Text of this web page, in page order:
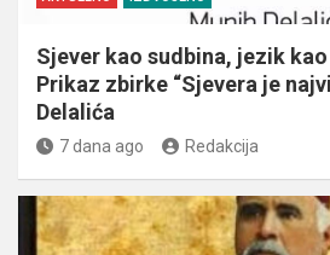
Sjever kao sudbina, jezik
Prikaz zbirke “Sjevera je
Delalića
7 dana ago Redakcija